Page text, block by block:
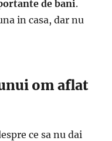
de bani.
in casa, dar nu
om aflat
ce sa nu dai